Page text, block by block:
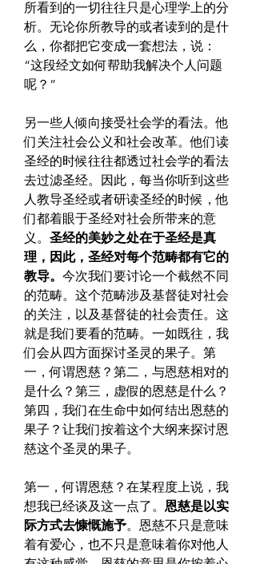
所看到的一切往往只是心理学上的分
析。无论你所教导的或者读到的是什
么，你都把它变成一套想法，说：
“这段经文如何帮助我解决个人问题
呢？”
另一些人倾向接受社会学的看法。他
们关注社会公义和社会改革。他们读
圣经的时候往往都透过社会学的看法
去过滤圣经。因此，每当你听到这些
人教导圣经或者研读圣经的时候，他
们都着眼于圣经对社会所带来的意
义。 圣经的美妙之处在于圣经是真
理，因此，圣经对每个范畴都有它的
教导。 今次我们要讨论一个截然不同
的范畴。这个范畴涉及基督徒对社会
的关注，以及基督徒的社会责任。这
就是我们要看的范畴。一如既往，我
们会从四方面探讨圣灵的果子。第
一，何谓恩慈？第二，与恩慈相对的
是什么？第三，虚假的恩慈是什么？
第四，我们在生命中如何结出恩慈的
果子？让我们按着这个大纲来探讨恩
慈这个圣灵的果子。
第一，何谓恩慈？在某程度上说，我
想我已经谈及这一点了。 恩慈是以实
际方式去慷慨施予。恩慈不只是意味
着有爱心，也不只是意味着你对他人